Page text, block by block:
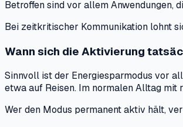
Betroffen sind vor allem Anwendungen,
Bei zeitkritischer Kommunikation lohnt
Wann sich die Aktivierung
Sinnvoll ist der Energiesparmodus vor
etwa auf Reisen. Im normalen Alltag
Wer den Modus permanent aktiv hält,